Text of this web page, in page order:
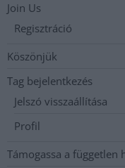
Join Us
Regisztráció
Köszönjük
Tag bejelentkezés
Jelszó visszaállítása
Profil
Támogassa a független